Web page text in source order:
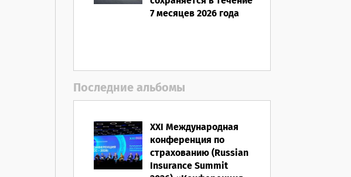
7 месяцев 2026 года
Последние альбомы
XXI Международная
конференция по
страхованию (Russian
Insurance Summit